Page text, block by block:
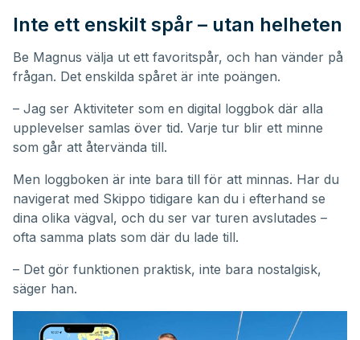
Inte ett enskilt spår – utan helheten
Be Magnus välja ut ett favoritspår, och han vänder på
frågan. Det enskilda spåret är inte poängen.
– Jag ser Aktiviteter som en digital loggbok där alla
upplevelser samlas över tid. Varje tur blir ett minne
som går att återvända till.
Men loggboken är inte bara till för att minnas. Har du
navigerat med Skippo tidigare kan du i efterhand se
dina olika vägval, och du ser var turen avslutades –
ofta samma plats som där du lade till.
– Det gör funktionen praktisk, inte bara nostalgisk,
säger han.